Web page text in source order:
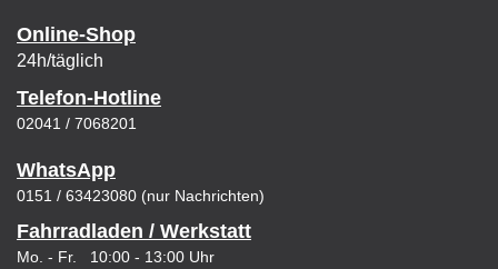
Online-Shop
24h/täglich
Telefon-Hotline
02041 / 7068201
WhatsApp
0151 / 63423080 (nur Nachrichten)
Fahrradladen / Werkstatt
Mo. - Fr. 10:00 - 13:00 Uhr